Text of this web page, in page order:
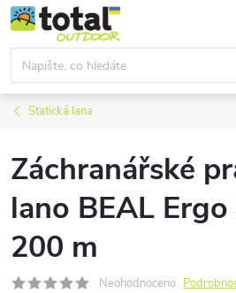
Přejít
na
obsah
Statická lana
Záchranářské
lano BEAL
200 m
Neohodnoceno